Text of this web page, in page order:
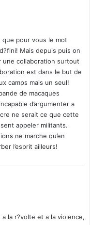
que pour vous le mot
Mais depuis puis on
une collaboration surtout
est dans le but de
camps mais un seul!
de macaques
d’argumenter a
ne serait ce que cette
appeler militants.
ne marche qu’en
l’esprit ailleurs!
la r?volte et a la violence,